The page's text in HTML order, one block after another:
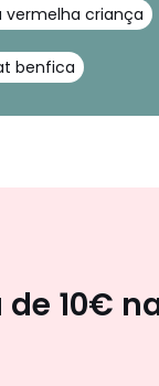
vermelha criança
benfica
de 10€